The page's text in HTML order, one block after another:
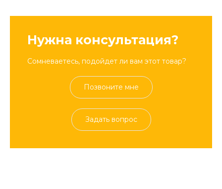
Нужна консультация?
Сомневаетесь, подойдет ли вам этот товар?
Позвоните мне
Задать вопрос